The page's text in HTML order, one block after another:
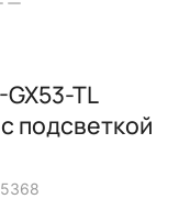
TL
подсветкой